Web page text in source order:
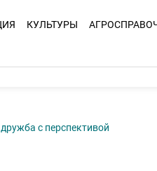
КУЛЬТУРЫ
с перспективой